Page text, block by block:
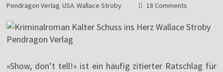
Pendragon Verlag ,USA ,Wallace Stroby 18 Comments
»Show, don’t tell!« ist ein häufig zitierter Ratschlag für